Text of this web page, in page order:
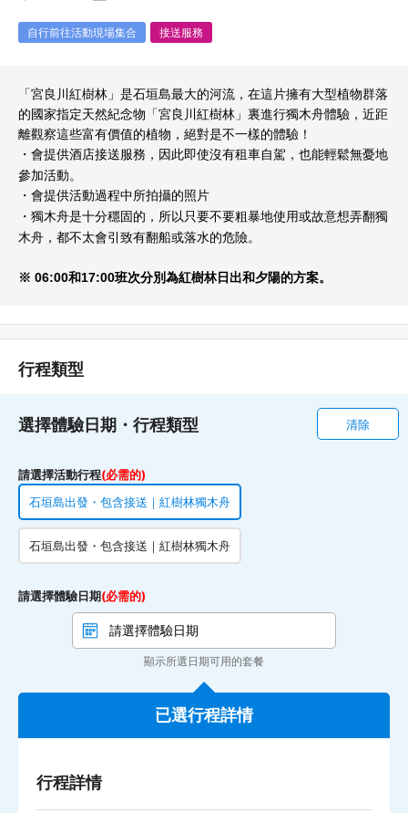
自行前往活動現場集合 接送服務
「宮良川紅樹林」是石垣島最大的河流，在這片擁有大型植物群落
的國家指定天然紀念物「宮良川紅樹林」裏進行獨木舟體驗，近距
離觀察這些富有價值的植物，絕對是不一樣的體驗！
・ 會提供酒店接送服務，因此即使沒有租車自駕，也能輕鬆無憂地
參加活動。
・ 會提供活動過程中所拍攝的照片
・ 獨木舟是十分穩固的，所以只要不要粗暴地使用或故意想弄翻獨
木舟，都不太會引致有翻船或落水的危險。
※ 06:00和17:00班次分別為紅樹林日出和夕陽的方案。
行程類型
選擇體驗日期・行程類型 清除
請選擇活動行程(必需的)
石垣島出發・包含接送｜紅樹林獨木舟
石垣島出發・包含接送｜紅樹林獨木舟
請選擇體驗日期(必需的)
顯示所選日期可用的套餐
已選行程詳情
行程詳情